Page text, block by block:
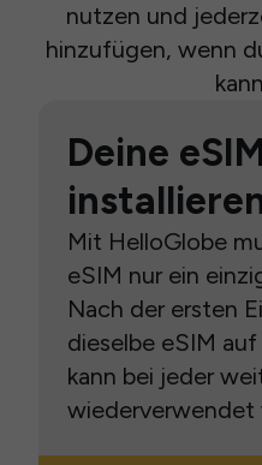
nutzen und
hinzufügen, wenn
Deine
Mit HelloGlobe
eSIM nur ein
Nach der ersten
dieselbe eSIM
kann bei jeder
wiederverwendet